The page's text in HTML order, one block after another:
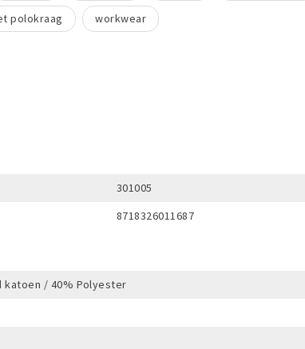
polokraag workwear
301005
8718326011687
katoen / 40% Polyester